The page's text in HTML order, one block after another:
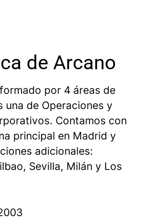
de Arcano
por 4 áreas de
una de Operaciones y
Contamos con
principal en Madrid y
adicionales:
Sevilla, Milán y Los